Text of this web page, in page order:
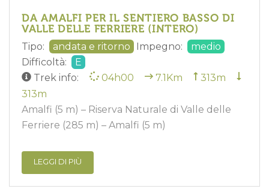
DA AMALFI PER IL SENTIERO BASSO DI
VALLE DELLE FERRIERE (INTERO)
Tipo: andata e ritorno Impegno:
medio
Difficoltà:
E
Trek info:
04h00 7.1Km
313m
313m
Amalfi (5 m) – Riserva Naturale di Valle delle
Ferriere (285 m) – Amalfi (5 m)
LEGGI DI PIÙ